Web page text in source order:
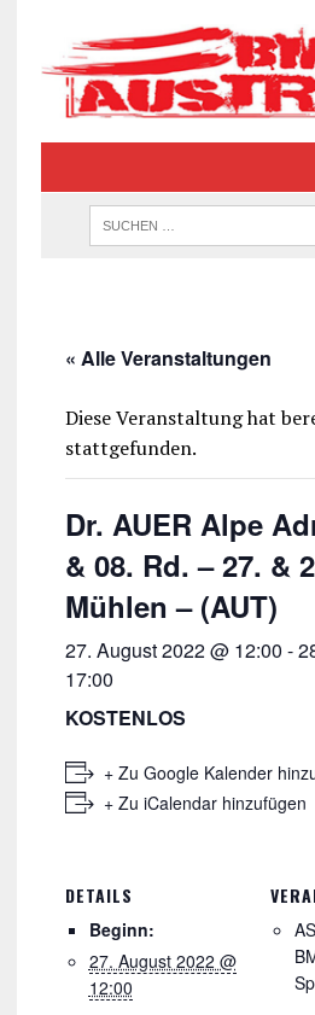
« Alle Veranstaltungen
Diese Veranstaltung hat
stattgefunden.
Dr. AUER Alpe
& 08. Rd. – 27. &
Mühlen – (AUT)
27. August 2022 @ 12:00 -
17:00
KOSTENLOS
+ Zu Google Kalender
+ Zu iCalendar hinzufügen
DETAILS
Beginn:
27. August 2022 @
12:00